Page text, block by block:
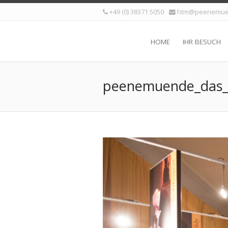
+49 (0) 38371 5050
HOME IHR BESUCH